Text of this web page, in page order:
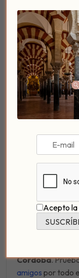
templo.
Tras la
perdido su uso
de las
de la ciudad de
exposiciones
[Tweet
descubriendo
¿Te gustan este
sobre Córdoba
iglesias
que es unaruta
templos son
Patio del
Córdoba.
amigos por todo
Acepto la